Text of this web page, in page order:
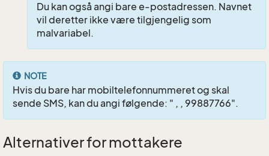
Du kan også angi bare e-postadressen. Navnet
vil deretter ikke være tilgjengelig som
malvariabel.
NOTE
Hvis du bare har mobiltelefonnummeret og skal
sende SMS, kan du angi følgende: " , , 99887766".
Alternativer for mottakere